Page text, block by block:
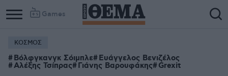
Games
Column
1
Column
2
ΚΟΣΜΟΣ
Βόλφγκανγκ Σόιμπλε Ευάγγελος Βενιζέλος
Αλέξης Τσίπρας Γιάνης Βαρουφάκης Grexit